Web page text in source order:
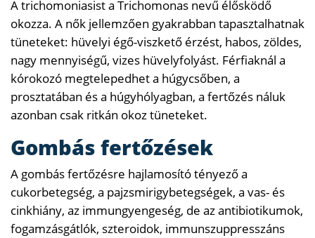
A trichomoniasist a Trichomonas nevű élősködő
okozza. A nők jellemzően gyakrabban tapasztalhatnak
tüneteket: hüvelyi égő-viszkető érzést, habos, zöldes,
nagy mennyiségű, vizes hüvelyfolyást. Férfiaknál a
kórokozó megtelepedhet a húgycsőben, a
prosztatában és a húgyhólyagban, a fertőzés náluk
azonban csak ritkán okoz tüneteket.
Gombás fertőzések
A gombás fertőzésre hajlamosító tényező a
cukorbetegség, a pajzsmirigybetegségek, a vas- és
cinkhiány, az immungyengeség, de az antibiotikumok,
fogamzásgátlók, szteroidok, immunszuppresszáns